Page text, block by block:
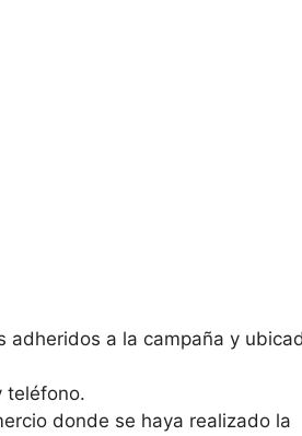
adheridos a la campaña y
teléfono.
donde se haya realizado la